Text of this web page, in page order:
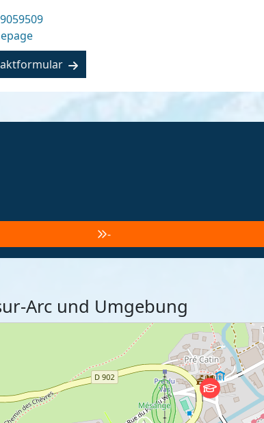
-
Arc und Umgebung